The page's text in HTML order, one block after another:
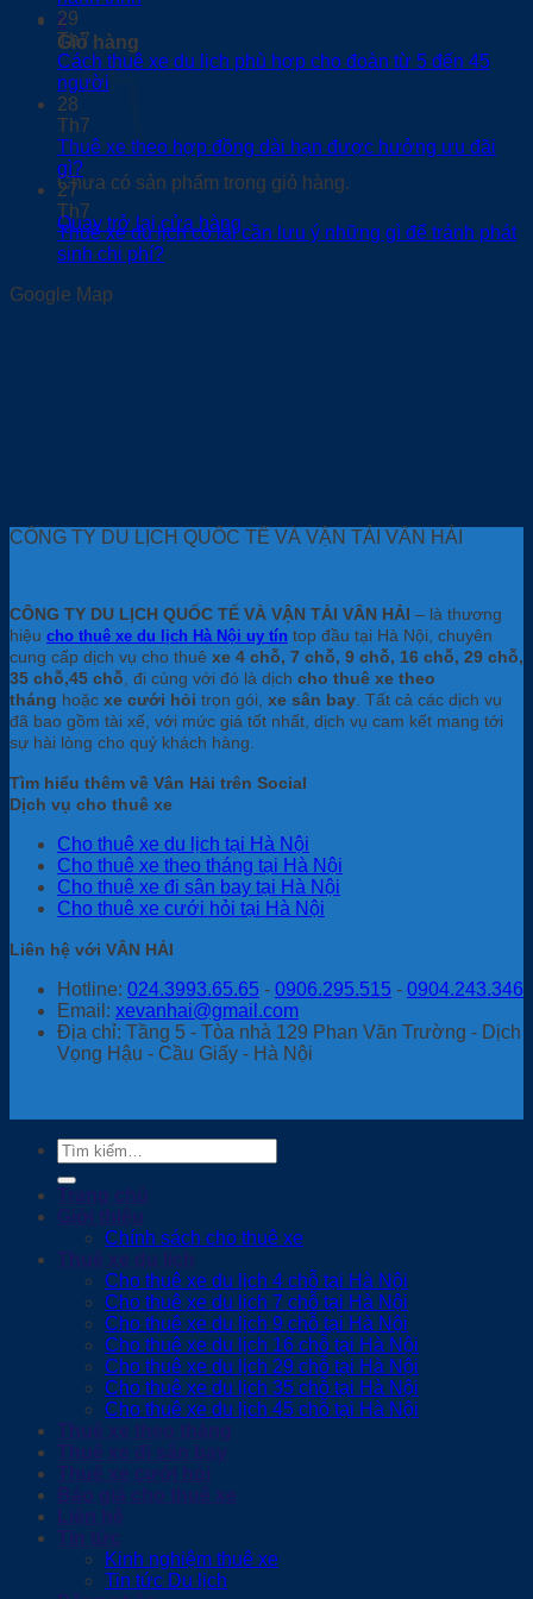
0
Giỏ hàng
Chưa có sản phẩm trong giỏ hàng.
Quay trở lại cửa hàng
29
Th7
Cách thuê xe du lịch phù hợp cho đoàn từ 5 đến 45
người
28
Th7
Thuê xe theo hợp đồng dài hạn được hưởng ưu đãi
gì?
27
Th7
Thuê xe du lịch có lái cần lưu ý những gì để tránh phát
sinh chi phí?
Google Map
CÔNG TY DU LỊCH QUỐC TẾ VÀ VẬN TẢI VÂN HẢI
CÔNG TY DU LỊCH QUỐC TẾ VÀ VẬN TẢI VÂN HẢI – là thương
hiệu cho thuê xe du lịch Hà Nội uy tín top đầu tại Hà Nội, chuyên
cung cấp dịch vụ cho thuê xe 4 chỗ, 7 chỗ, 9 chỗ, 16 chỗ, 29 chỗ,
35 chỗ,45 chỗ , đi cùng với đó là dịch cho thuê xe theo
tháng hoặc xe cưới hỏi trọn gói, xe sân bay . Tất cả các dịch vụ
đã bao gồm tài xế, với mức giá tốt nhất, dịch vụ cam kết mang tới
sự hài lòng cho quý khách hàng.
Tìm hiểu thêm về Vân Hải trên Social
Dịch vụ cho thuê xe
Cho thuê xe du lịch tại Hà Nội
Cho thuê xe theo tháng tại Hà Nội
Cho thuê xe đi sân bay tại Hà Nội
Cho thuê xe cưới hỏi tại Hà Nội
Liên hệ với VÂN HẢI
Hotline: 024.3993.65.65 - 0906.295.515 - 0904.243.346
Email: xevanhai@gmail.com
Địa chỉ: Tầng 5 - Tòa nhà 129 Phan Văn Trường - Dịch
Vọng Hậu - Cầu Giấy - Hà Nội
Tìm
kiếm:
Trang chủ
Giới thiệu
Chính sách cho thuê xe
Thuê xe du lịch
Cho thuê xe du lịch 4 chỗ tại Hà Nội
Cho thuê xe du lịch 7 chỗ tại Hà Nội
Cho thuê xe du lịch 9 chỗ tại Hà Nội
Cho thuê xe du lịch 16 chỗ tại Hà Nội
Cho thuê xe du lịch 29 chỗ tại Hà Nội
Cho thuê xe du lịch 35 chỗ tại Hà Nội
Cho thuê xe du lịch 45 chỗ tại Hà Nội
Thuê xe theo tháng
Thuê xe đi sân bay
Thuê xe cưới hỏi
Báo giá cho thuê xe
Liên hệ
Tin tức
Kinh nghiệm thuê xe
Tin tức Du lịch